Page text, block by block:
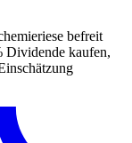
befreit
Dividende kaufen,